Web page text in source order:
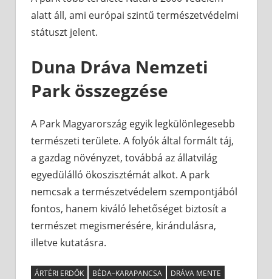
alatt áll, ami európai szintű természetvédelmi
státuszt jelent.
Duna Dráva Nemzeti
Park összegzése
A Park Magyarország egyik legkülönlegesebb
természeti területe. A folyók által formált táj,
a gazdag növényzet, továbbá az állatvilág
egyedülálló ökoszisztémát alkot. A park
nemcsak a természetvédelem szempontjából
fontos, hanem kiváló lehetőséget biztosít a
természet megismerésére, kirándulásra,
illetve kutatásra.
ÁRTÉRI ERDŐK BÉDA–KARAPANCSA
DRÁVA MENTE